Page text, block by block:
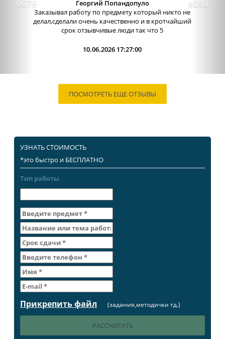
Отличный сервис, очень приятные
администраторы. Связь очень хорошо налажена,
поэтому можно узнавать новости о написании
работы. Сама...
09.06.2026 13:15:00
ПОСМОТРЕТЬ ЕЩЕ ОТЗЫВЫ
УЗНАТЬ СТОИМОСТЬ
*это быстро и БЕСПЛАТНО
Тип работы
Прикрепить файл (задания,методички тд.)